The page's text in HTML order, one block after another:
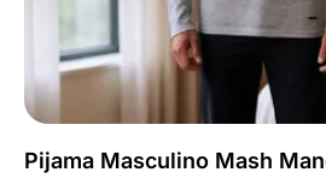
Pijama Masculino Mash